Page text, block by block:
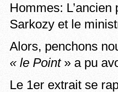
Hommes:
Sarkozy et le
Alors, penchons
« le Point» a pu
Le 1er extrait se